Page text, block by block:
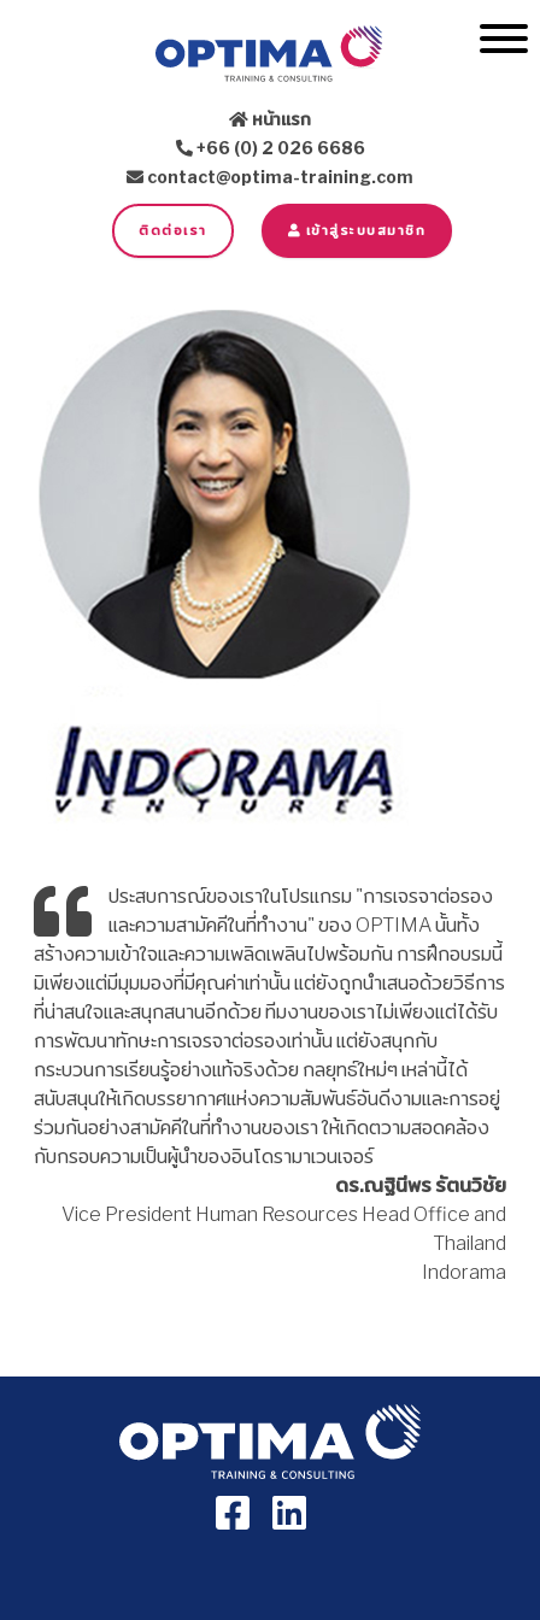
หน้าแรก
+66 (0) 2 026 6686
contact@optima-training.com
ติดต่อเรา เข้าสู่ระบบสมาชิก
ประสบการณ์ของเราในโปรแกรม "การเจรจาต่อรอง
และความสามัคคีในที่ทำงาน" ของ OPTIMA นั้นทั้ง
สร้างความเข้าใจและความเพลิดเพลินไปพร้อมกัน การฝึกอบรมนี้
มิเพียงแต่มีมุมมองที่มีคุณค่าเท่านั้น แต่ยังถูกนำเสนอด้วยวิธีการ
ที่น่าสนใจและสนุกสนานอีกด้วย ทีมงานของเราไม่เพียงแต่ได้รับ
การพัฒนาทักษะการเจรจาต่อรองเท่านั้น แต่ยังสนุกกับ
กระบวนการเรียนรู้อย่างแท้จริงด้วย กลยุทธ์ใหม่ๆ เหล่านี้ได้
สนับสนุนให้เกิดบรรยากาศแห่งความสัมพันธ์อันดีงามและการอยู่
ร่วมกันอย่างสามัคคีในที่ทำงานของเรา ให้เกิดตวามสอดคล้อง
กับกรอบความเป็นผู้นำของอินโดรามาเวนเจอร์
ดร.ณฐินีพร รัตนวิชัย
Vice President Human Resources Head Office and
Thailand
Indorama